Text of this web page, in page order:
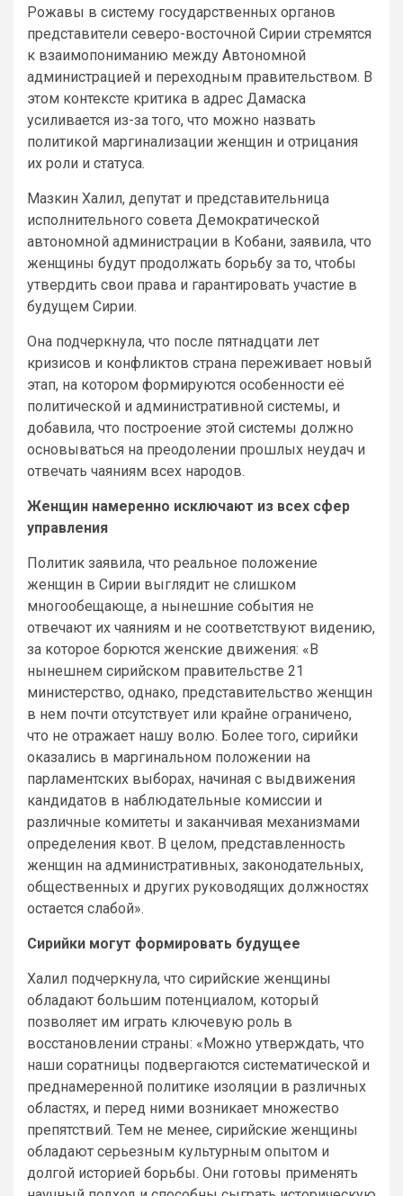
Рожавы в систему государственных органов
представители северо-восточной Сирии стремятся
к взаимопониманию между Автономной
администрацией и переходным правительством. В
этом контексте критика в адрес Дамаска
усиливается из-за того, что можно назвать
политикой маргинализации женщин и отрицания
их роли и статуса.
Мазкин Халил, депутат и представительница
исполнительного совета Демократической
автономной администрации в Кобани, заявила, что
женщины будут продолжать борьбу за то, чтобы
утвердить свои права и гарантировать участие в
будущем Сирии.
Она подчеркнула, что после пятнадцати лет
кризисов и конфликтов страна переживает новый
этап, на котором формируются особенности её
политической и административной системы, и
добавила, что построение этой системы должно
основываться на преодолении прошлых неудач и
отвечать чаяниям всех народов.
Женщин намеренно исключают из всех сфер
управления
Политик заявила, что реальное положение
женщин в Сирии выглядит не слишком
многообещающе, а нынешние события не
отвечают их чаяниям и не соответствуют видению,
за которое борются женские движения: «В
нынешнем сирийском правительстве 21
министерство, однако, представительство женщин
в нем почти отсутствует или крайне ограничено,
что не отражает нашу волю. Более того, сирийки
оказались в маргинальном положении на
парламентских выборах, начиная с выдвижения
кандидатов в наблюдательные комиссии и
различные комитеты и заканчивая механизмами
определения квот. В целом, представленность
женщин на административных, законодательных,
общественных и других руководящих должностях
остается слабой».
Сирийки могут формировать будущее
Халил подчеркнула, что сирийские женщины
обладают большим потенциалом, который
позволяет им играть ключевую роль в
восстановлении страны: «Можно утверждать, что
наши соратницы подвергаются систематической и
преднамеренной политике изоляции в различных
областях, и перед ними возникает множество
препятствий. Тем не менее, сирийские женщины
обладают серьезным культурным опытом и
долгой историей борьбы. Они готовы применять